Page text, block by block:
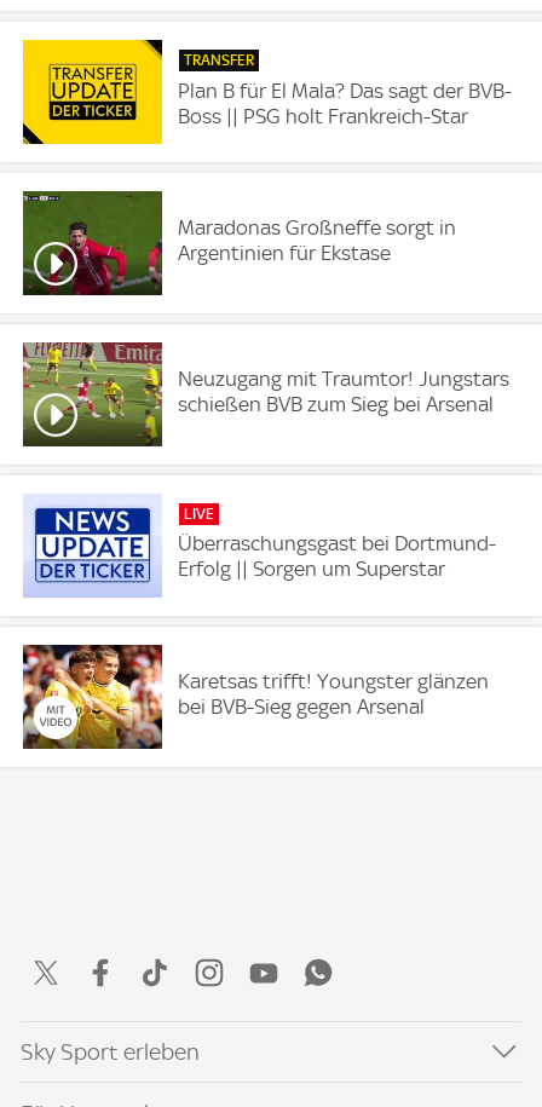
TRANSFER
Plan B für El Mala? Das sagt der BVB-
Boss || PSG holt Frankreich-Star
Maradonas Großneffe sorgt in
Argentinien für Ekstase
Neuzugang mit Traumtor! Jungstars
schießen BVB zum Sieg bei Arsenal
LIVE
Überraschungsgast bei Dortmund-
Erfolg || Sorgen um Superstar
Karetsas trifft! Youngster glänzen
bei BVB-Sieg gegen Arsenal
Sky Sport erleben